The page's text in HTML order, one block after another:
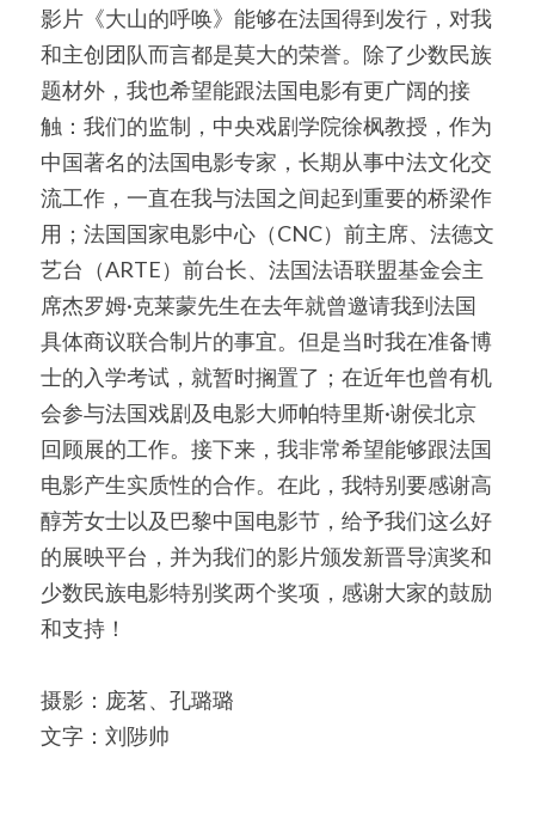
影片《大山的呼唤》能够在法国得到发行，对我
和主创团队而言都是莫大的荣誉。除了少数民族
题材外，我也希望能跟法国电影有更广阔的接
触：我们的监制，中央戏剧学院徐枫教授，作为
中国著名的法国电影专家，长期从事中法文化交
流工作，一直在我与法国之间起到重要的桥梁作
用；法国国家电影中心（CNC）前主席、法德文
艺台（ARTE）前台长、法国法语联盟基金会主
席杰罗姆·克莱蒙先生在去年就曾邀请我到法国
具体商议联合制片的事宜。但是当时我在准备博
士的入学考试，就暂时搁置了；在近年也曾有机
会参与法国戏剧及电影大师帕特里斯·谢侯北京
回顾展的工作。接下来，我非常希望能够跟法国
电影产生实质性的合作。在此，我特别要感谢高
醇芳女士以及巴黎中国电影节，给予我们这么好
的展映平台，并为我们的影片颁发新晋导演奖和
少数民族电影特别奖两个奖项，感谢大家的鼓励
和支持！
摄影：庞茗、孔璐璐
文字：刘陟帅